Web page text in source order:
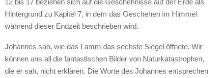
Hintergrund zu Kapitel 7, in dem das Geschehen im Himmel
während dieser Endzeit beschrieben wird.
Johannes sah, wie das Lamm das sechste Siegel öffnete. Wir
können uns all die fantastischen Bilder von Naturkatastrophen,
die er sah, nicht erklären. Die Worte des Johannes entsprechen